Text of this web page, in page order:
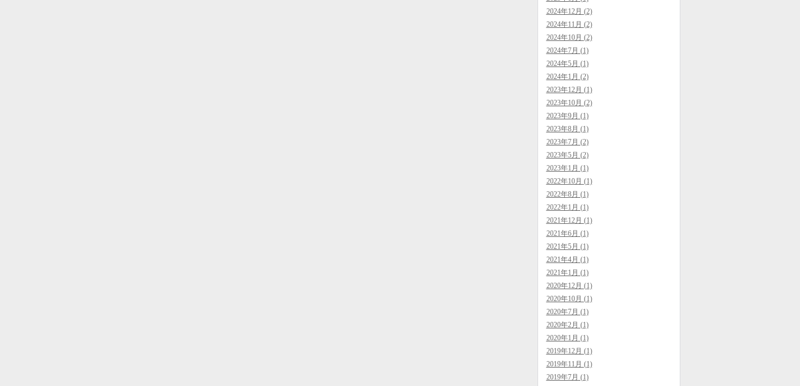
2024年12月 (2)
2024年11月 (2)
2024年10月 (2)
2024年7月 (1)
2024年5月 (1)
2024年1月 (2)
2023年12月 (1)
2023年10月 (2)
2023年9月 (1)
2023年8月 (1)
2023年7月 (2)
2023年5月 (2)
2023年1月 (1)
2022年10月 (1)
2022年8月 (1)
2022年1月 (1)
2021年12月 (1)
2021年6月 (1)
2021年5月 (1)
2021年4月 (1)
2021年1月 (1)
2020年12月 (1)
2020年10月 (1)
2020年7月 (1)
2020年2月 (1)
2020年1月 (1)
2019年12月 (1)
2019年11月 (1)
2019年7月 (1)